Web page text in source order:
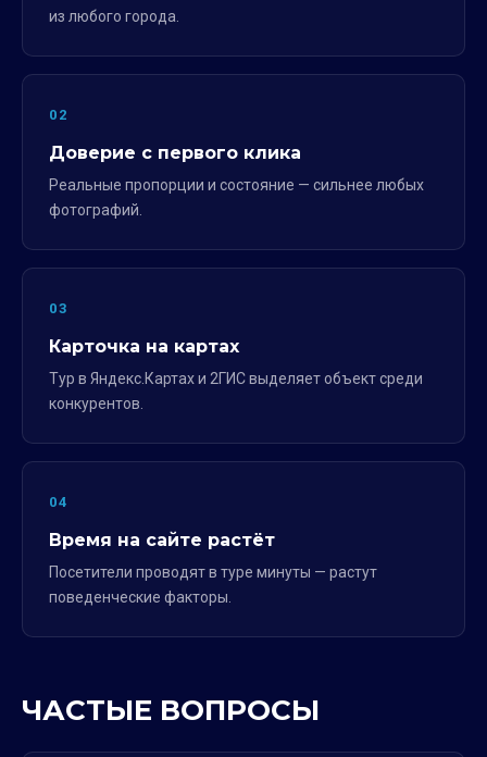
из любого города.
02
Доверие с первого клика
Реальные пропорции и состояние — сильнее любых
фотографий.
03
Карточка на картах
Тур в Яндекс.Картах и 2ГИС выделяет объект среди
конкурентов.
04
Время на сайте растёт
Посетители проводят в туре минуты — растут
поведенческие факторы.
ЧАСТЫЕ ВОПРОСЫ